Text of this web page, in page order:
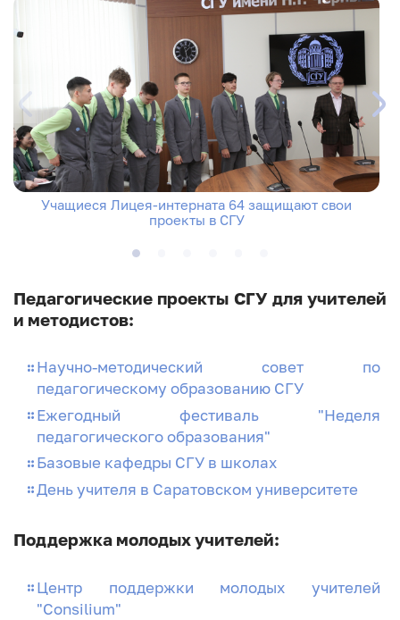
Учащиеся Лицея-интерната 64 защищают свои
проекты в СГУ
Педагогические проекты СГУ для учителей
и методистов:
Научно-методический совет по
педагогическому образованию СГУ
Ежегодный фестиваль "Неделя
педагогического образования"
Базовые кафедры СГУ в школах
День учителя в Саратовском университете
Поддержка молодых учителей:
Центр поддержки молодых учителей
"Consilium"